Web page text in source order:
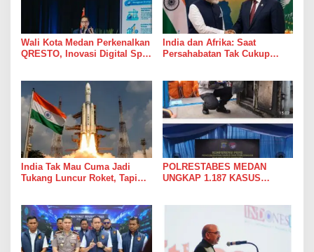
Wali Kota Medan Perkenalkan
QRESTO, Inovasi Digital Split
Leadership Dialogue 2026
India dan Afrika: Saat
Persahabatan Tak Cukup
India Tak Mau Cuma Jadi
Tukang Luncur Roket, Tapi
POLRESTABES MEDAN
UNGKAP 1.187 KASUS
KILOGRAM BARANG BUKTI